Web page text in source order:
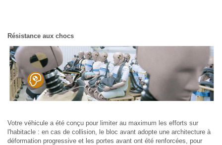
Résistance aux chocs
Votre véhicule a été conçu pour limiter au maximum les efforts sur
l'habitacle : en cas de collision, le bloc avant adopte une architecture à
déformation progressive et les portes avant ont été renforcées, pour